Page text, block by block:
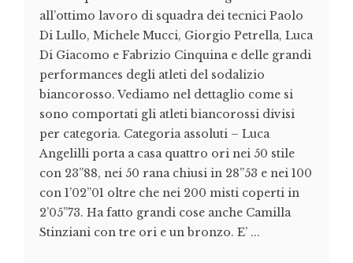
all’ottimo lavoro di squadra dei tecnici Paolo
Di Lullo, Michele Mucci, Giorgio Petrella, Luca
Di Giacomo e Fabrizio Cinquina e delle grandi
performances degli atleti del sodalizio
biancorosso. Vediamo nel dettaglio come si
sono comportati gli atleti biancorossi divisi
per categoria. Categoria assoluti – Luca
Angelilli porta a casa quattro ori nei 50 stile
con 23”88, nei 50 rana chiusi in 28”53 e nei 100
con 1’02”01 oltre che nei 200 misti coperti in
2’05”73. Ha fatto grandi cose anche Camilla
Stinziani con tre ori e un bronzo. E’ ...